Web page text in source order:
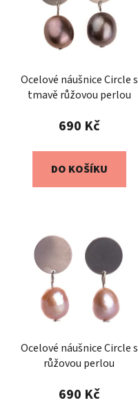
Ocelové náušnice Circle s
tmavě růžovou perlou
690 Kč
DO KOŠÍKU
Ocelové náušnice Circle s
růžovou perlou
690 Kč